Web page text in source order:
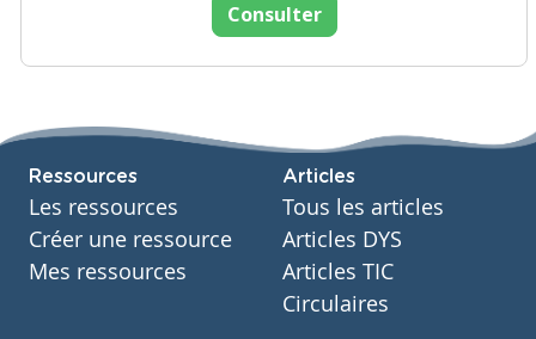
Consulter
Ressources
Les ressources
Créer une ressource
Mes ressources
Articles
Tous les articles
Articles DYS
Articles TIC
Circulaires